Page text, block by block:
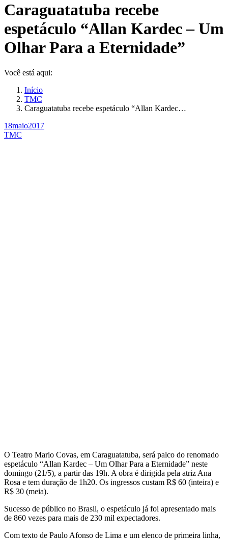
Caraguatatuba recebe
espetáculo “Allan Kardec – Um
Olhar Para a Eternidade”
Você está aqui:
Início
TMC
Caraguatatuba recebe espetáculo “Allan Kardec…
18maio2017
TMC
O Teatro Mario Covas, em Caraguatatuba, será palco do renomado
espetáculo “Allan Kardec – Um Olhar Para a Eternidade” neste
domingo (21/5), a partir das 19h. A obra é dirigida pela atriz Ana
Rosa e tem duração de 1h20. Os ingressos custam R$ 60 (inteira) e
R$ 30 (meia).
Sucesso de público no Brasil, o espetáculo já foi apresentado mais
de 860 vezes para mais de 230 mil expectadores.
Com texto de Paulo Afonso de Lima e um elenco de primeira linha,